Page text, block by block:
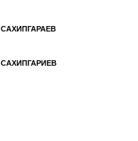
САХИПГАРАЕВ
САХИПГАРИЕВ